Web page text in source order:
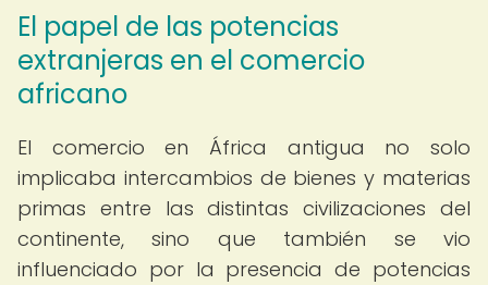
El papel de las potencias
extranjeras en el comercio
africano
El comercio en África antigua no solo
implicaba intercambios de bienes y materias
primas entre las distintas civilizaciones del
continente, sino que también se vio
influenciado por la presencia de potencias